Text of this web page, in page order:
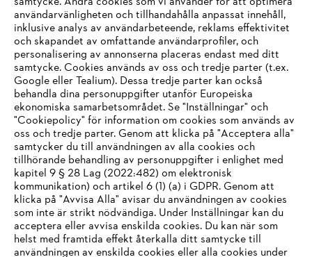
Digitala lösningar
Information för leverantörer
Produkter
Kontakt
Karriär
System för visselblåsare
användarvänligheten och tillhandahålla anpassat innehåll,
inklusive analys av användarbeteende, reklams effektivitet
och skapandet av omfattande användarprofiler, och
personalisering av annonserna placeras endast med ditt
samtycke. Cookies används av oss och tredje parter (t.ex.
Google eller Tealium). Dessa tredje parter kan också
behandla dina personuppgifter utanför Europeiska
ekonomiska samarbetsområdet. Se "Inställningar" och
"Cookiepolicy" för information om cookies som används av
oss och tredje parter. Genom att klicka på "Acceptera alla"
samtycker du till användningen av alla cookies och
tillhörande behandling av personuppgifter i enlighet med
kapitel 9 § 28 Lag (2022:482) om elektronisk
kommunikation) och artikel 6 (1) (a) i GDPR. Genom att
klicka på "Avvisa Alla" avisar du användningen av cookies
som inte är strikt nödvändiga. Under Inställningar kan du
acceptera eller avvisa enskilda cookies. Du kan när som
helst med framtida effekt återkalla ditt samtycke till
användningen av enskilda cookies eller alla cookies under